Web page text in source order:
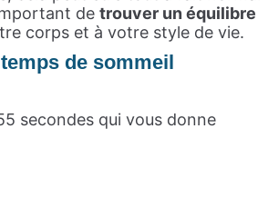
de trouver un équilibre
corps et à votre style de vie.
de sommeil
secondes qui vous donne